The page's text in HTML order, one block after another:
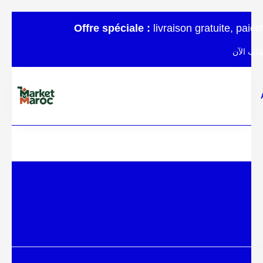
Offre spéciale : livraison gratuite,
الآن